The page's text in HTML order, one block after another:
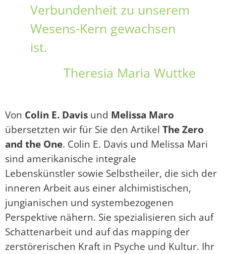
Verbundenheit zu unserem
Wesens-Kern gewachsen
ist.
Theresia Maria Wuttke
Von Colin E. Davis und Melissa Maro
übersetzten wir für Sie den Artikel The Zero
and the One. Colin E. Davis und Melissa Mari
sind amerikanische integrale
Lebenskünstler sowie Selbstheiler, die sich der
inneren Arbeit aus einer alchimistischen,
jungianischen und systembezogenen
Perspektive nähern. Sie spezialisieren sich auf
Schattenarbeit und auf das mapping der
zerstörerischen Kraft in Psyche und Kultur. Ihr